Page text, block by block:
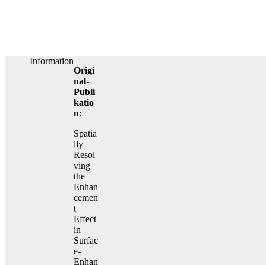
Information
Origi
nal-
Publi
katio
n:
Spatia
lly
Resol
ving
the
Enhan
cemen
t
Effect
in
Surfac
e-
Enhan